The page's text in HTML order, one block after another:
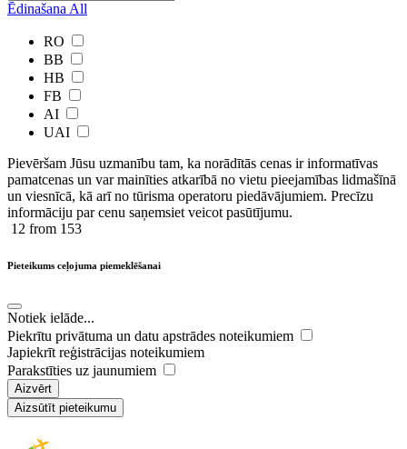
Ēdinašana All
RO
BB
HB
FB
AI
UAI
Pievēršam Jūsu uzmanību tam, ka norādītās cenas ir ​informatīvas ​
pamatcenas un var mainīties atkarībā ​no ​vietu pieejamības lidmašīnā
un viesnīcā, kā arī no tūrisma operatoru piedāvājumiem. Precīzu
informāciju par cenu saņemsiet veicot pasūtījumu.
12 from 153
Pieteikums ceļojuma piemeklēšanai
Notiek ielāde...
Piekrītu privātuma un datu apstrādes noteikumiem
Japiekrīt reģistrācijas noteikumiem
Parakstīties uz jaunumiem
Aizvērt
Aizsūtīt pieteikumu